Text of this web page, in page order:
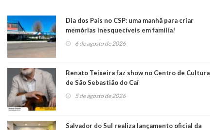
Dia dos Pais no CSP: uma manhã para criar
memórias inesquecíveis em família!
6 de agosto de 2026
Renato Teixeira faz show no Centro de Cultura
de São Sebastião do Caí
5 de agosto de 2026
Salvador do Sul realiza lançamento oficial da